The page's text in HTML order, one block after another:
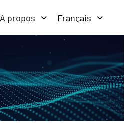
A propos Français